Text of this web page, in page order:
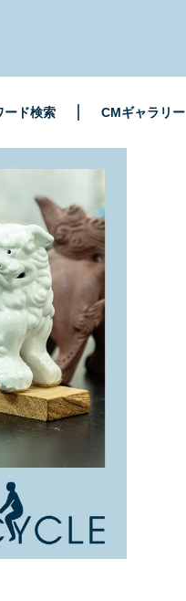
ード検索 CMギャラリー